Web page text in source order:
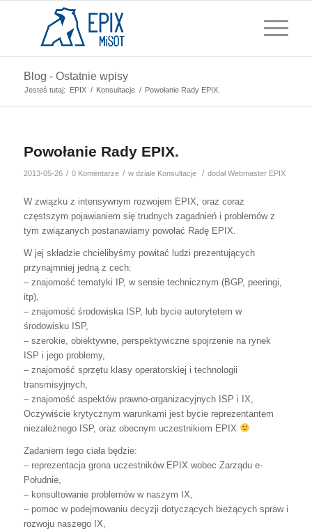
Blog - Ostatnie wpisy
Jesteś tutaj: EPIX / Konsultacje / Powołanie Rady EPIX.
Powołanie Rady EPIX.
2013-05-26 / 0 Komentarze / w dziale Konsultacje / dodałWebmaster EPIX
W związku z intensywnym rozwojem EPIX, oraz coraz
częstszym pojawianiem się trudnych zagadnień i problemów z
tym związanych postanawiamy powołać Radę EPIX.
W jej składzie chcielibyśmy powitać ludzi prezentujących
przynajmniej jedną z cech:
– znajomość tematyki IP, w sensie technicznym (BGP, peeringi,
itp),
– znajomość środowiska ISP, lub bycie autorytetem w
środowisku ISP,
– szerokie, obiektywne, perspektywiczne spojrzenie na rynek
ISP i jego problemy,
– znajomość sprzętu klasy operatorskiej i technologii
transmisyjnych,
– znajomość aspektów prawno-organizacyjnych ISP i IX,
Oczywiście krytycznym warunkami jest bycie reprezentantem
niezależnego ISP, oraz obecnym uczestnikiem EPIX
Zadaniem tego ciała będzie:
– reprezentacja grona uczestników EPIX wobec Zarządu e-
Południe,
– konsultowanie problemów w naszym IX,
– pomoc w podejmowaniu decyzji dotyczących bieżących spraw i
rozwoju naszego IX,